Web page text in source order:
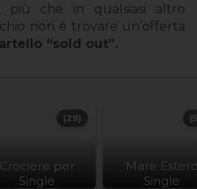
più che in qualsiasi altro
non è trovare un’offerta
“sold out”.
Crociere per
Single
(29)
Mare
Single